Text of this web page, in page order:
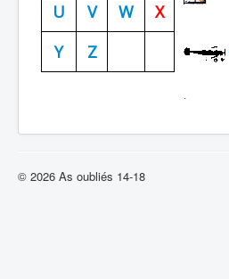
Cahiers des As
U
V W
X
Y
Z
© 2026 As oubliés 14-18